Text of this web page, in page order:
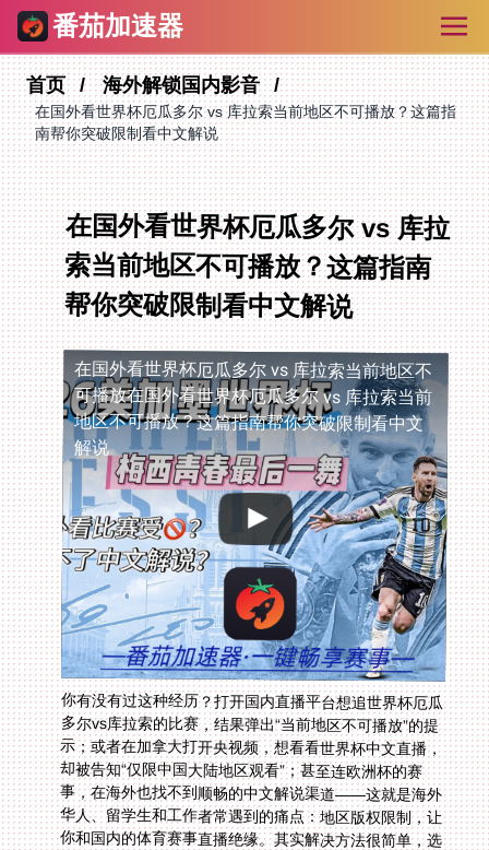
番茄加速器
首页 海外解锁国内影音
在国外看世界杯厄瓜多尔 vs 库拉索当前地区不可播放？这篇指
南帮你突破限制看中文解说
在国外看世界杯厄瓜多尔 vs 库拉
索当前地区不可播放？这篇指南
帮你突破限制看中文解说
在国外看世界杯厄瓜多尔 vs 库拉索当前地区不
可播放在国外看世界杯厄瓜多尔 vs 库拉索当前
地区不可播放？这篇指南帮你突破限制看中文
解说
你有没有过这种经历？打开国内直播平台想追世界杯厄瓜
多尔vs库拉索的比赛，结果弹出“当前地区不可播放”的提
示；或者在加拿大打开央视频，想看看世界杯中文直播，
却被告知“仅限中国大陆地区观看”；甚至连欧洲杯的赛
事，在海外也找不到顺畅的中文解说渠道——这就是海外
华人、留学生和工作者常遇到的痛点：地区版权限制，让
你和国内的体育赛事直播绝缘。其实解决方法很简单，选
对一款靠谱的回国加速器就能搞定。这篇指南会告诉你如
何选择合适的加速器，以及如何用它流畅观看NBA、足球